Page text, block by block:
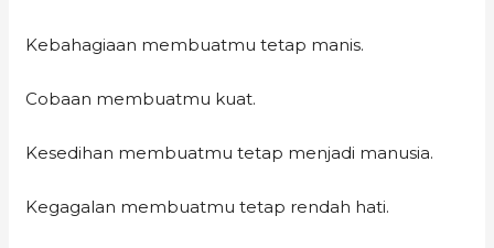
Kebahagiaan membuatmu tetap manis.
Cobaan membuatmu kuat.
Kesedihan membuatmu tetap menjadi manusia.
Kegagalan membuatmu tetap rendah hati.